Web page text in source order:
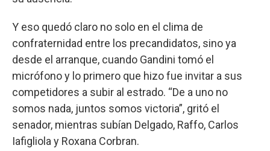
Y eso quedó claro no solo en el clima de
confraternidad entre los precandidatos, sino ya
desde el arranque, cuando Gandini tomó el
micrófono y lo primero que hizo fue invitar a sus
competidores a subir al estrado. “De a uno no
somos nada, juntos somos victoria”, gritó el
senador, mientras subían Delgado, Raffo, Carlos
Iafigliola y Roxana Corbran.